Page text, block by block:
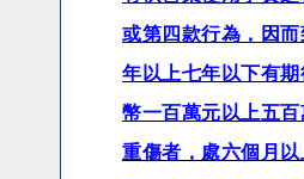
或第四款行為，因
年以上七年以下有
幣一百萬元以上五
重傷者，處六個月